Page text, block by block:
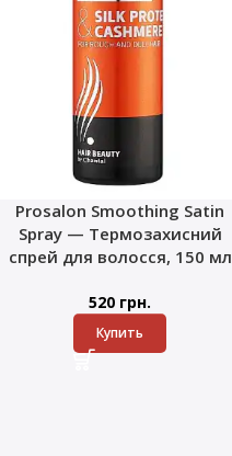
Prosalon Smoothing Satin
Spray — Термозахисний
спрей для волосся, 150 мл
520 грн.
Купить